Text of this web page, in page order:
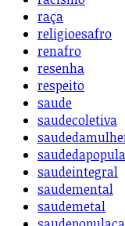
raça
religioesafro
renafro
resenha
respeito
saude
saudecoletiva
saudeintegral
saudemental
saudemetal